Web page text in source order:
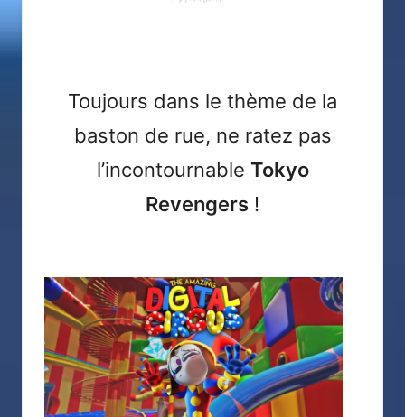
Toujours dans le thème de la
baston de rue, ne ratez pas
l’incontournable Tokyo
Revengers !